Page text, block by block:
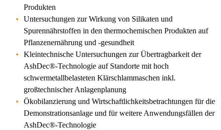
Produkten
Untersuchungen zur Wirkung von Silikaten und
Spurennährstoffen in den thermochemischen Produkten auf
Pflanzenernährung und -gesundheit
Kleintechnische Untersuchungen zur Übertragbarkeit der
AshDec®-Technologie auf Standorte mit hoch
schwermetallbelasteten Klärschlammaschen inkl.
großtechnischer Anlagenplanung
Ökobilanzierung und Wirtschaftlichkeitsbetrachtungen für die
Demonstrationsanlage und für weitere Anwendungsfällen der
AshDec®-Technologie